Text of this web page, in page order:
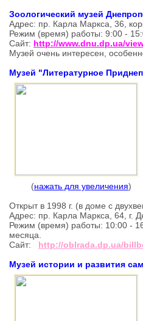
Зоологический музей
Адрес: пр. Карла Маркса, 36,
Режим (время) работы: 9:00 -
Сайт: http://www.dnu.dp.ua/
Музей очень интересен,
Музей "Литературное
(нажать для увеличения)
Открыт в 1998 г. (в доме с
Адрес: пр. Карла Маркса, 64, г.
Режим (время) работы: 10:00 -
месяца.
Сайт: http://oblrada.dp.ua/
Музей истории и развития